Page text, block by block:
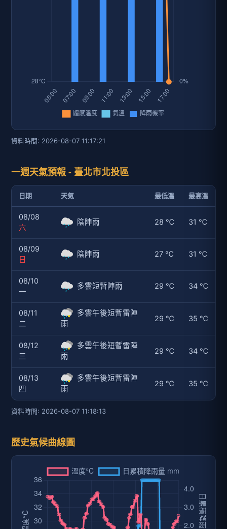
資料時間: 2026-08-07 11:17:21
一週天氣預報 - 臺北市北投區
日期 天氣 最低溫 最高溫
08/08
六
陰陣雨 28 ℃ 31 ℃
08/09
日
陰陣雨 27 ℃ 31 ℃
08/10
一
多雲短暫陣雨 29 ℃ 34 ℃
08/11
二
多雲午後短暫雷陣
雨
29 ℃ 35 ℃
08/12
三
多雲午後短暫雷陣
雨
29 ℃ 34 ℃
08/13
四
多雲午後短暫雷陣
雨
29 ℃ 35 ℃
資料時間: 2026-08-07 11:18:13
歷史氣候曲線圖